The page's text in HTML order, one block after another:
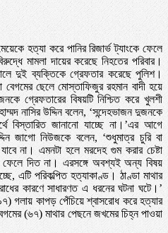
হত্যা করে পানির রিজার্ভ ট্যাংকে ফেলে
মামলা দায়ের করেছে নিহতের পরিবার।
দুই ব্যক্তিকে গ্রেফতার করেছে পুলিশ।
ছেলে মোস্তাফিজুর রহমান বাদী হয়ে
গ্রেফতারের বিষয়টি নিশ্চিত করে খুলশী
নাসির উদ্দিন বলেন, ‘সন্দেহভাজন দুজনকে
বিস্তারিত জানানো যাচ্ছে না।’এর আগে
জাগো নিউজকে বলেন, ‘শুধুমাত্র চুরি বা
না। এমনটা হলে মরদেহ গুম করার চেষ্টা
ফেলে দিত না। এরসঙ্গে অবশ্যই অন্য বিষয়
এটি পরিকল্পিত হত্যাকাণ্ড। ঠাণ্ডা মাথার
কারণে সাধারণত এ ধরনের ঘটনা ঘটে।’
গলায় কাপড় পেঁচিয়ে শ্বাসরোধ করে হত্যার
(৬৭) মাথার পেছনে জখমের চিহ্ন পাওয়া